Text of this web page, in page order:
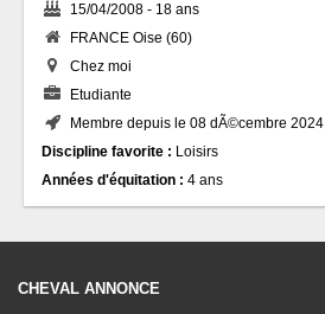
15/04/2008 - 18 ans
FRANCE Oise (60)
Chez moi
Etudiante
Membre depuis le 08 dÃ©cembre 2024
Discipline favorite : Loisirs
Années d'équitation : 4 ans
CHEVAL ANNONCE